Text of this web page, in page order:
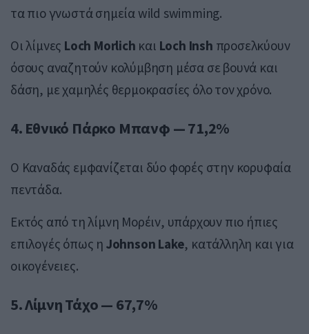
τα πιο γνωστά σημεία wild swimming.
Οι λίμνες Loch Morlich και Loch Insh προσελκύουν
όσους αναζητούν κολύμβηση μέσα σε βουνά και
δάση, με χαμηλές θερμοκρασίες όλο τον χρόνο.
4. Εθνικό Πάρκο Μπανφ — 71,2%
Ο Καναδάς εμφανίζεται δύο φορές στην κορυφαία
πεντάδα.
Εκτός από τη λίμνη Μορέιν, υπάρχουν πιο ήπιες
επιλογές όπως η Johnson Lake, κατάλληλη και για
οικογένειες.
5.Λίμνη Τάχο— 67,7%